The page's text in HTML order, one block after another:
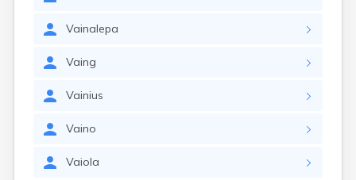
Vainalepa
Vaing
Vainius
Vaino
Vaiola